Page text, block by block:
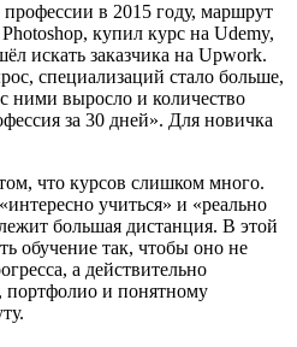
в 2015 году, маршрут
купил курс на Udemy,
искать заказчика на Upwork.
специализаций стало больше,
ними выросло и количество
за 30 дней». Для новичка
что курсов слишком много.
учиться» и «реально
большая дистанция. В этой
обучение так, чтобы оно не
а действительно
портфолио и понятному